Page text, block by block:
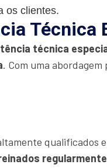
os clientes.
Técnica
técnica
. Com uma
qualificados
regularmente